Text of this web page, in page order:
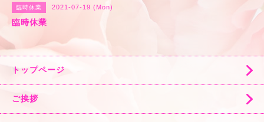
臨時休業 2021-07-19 (Mon)
臨時休業
トップページ
ご挨拶